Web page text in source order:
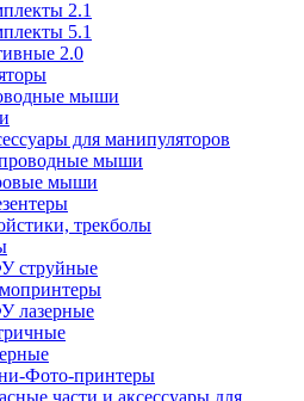
2.1
5.1
2.0
мыши
для манипуляторов
мыши
мыши
трекболы
струйные
лазерные
Фото-принтеры
части и аксессуары для